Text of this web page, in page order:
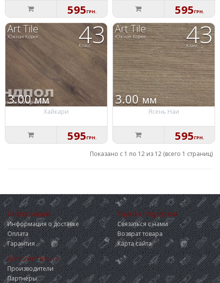
595ГРН. 595ГРН.
Хайкари
43
Класс
Art Tile
Южная Корея
3.00мм
595ГРН.
Ясень Наи
43
Класс
Art Tile
Южная Корея
3.00мм
595ГРН.
Показано с 1 по 12 из 12 (всего 1 страниц)
Информация
Информация о доставке
Оплата
Гарантия
Служба поддержки
Связаться с нами
Возврат товара
Карта сайта
Дополнительно
Производители
Партнёры